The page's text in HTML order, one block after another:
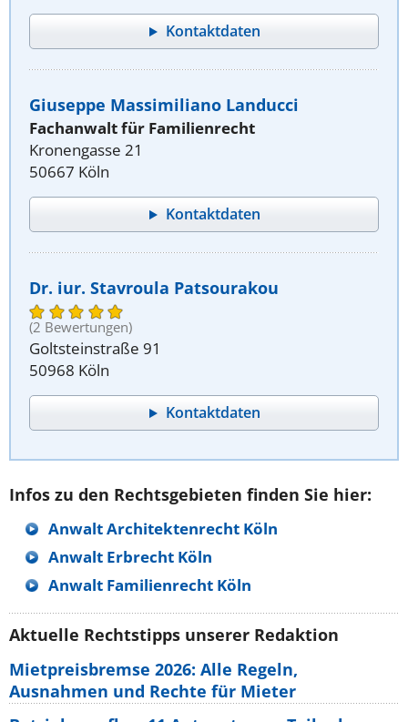
Kontaktdaten
Giuseppe Massimiliano Landucci
Fachanwalt für Familienrecht
Kronengasse 21
50667 Köln
Kontaktdaten
Dr. iur. Stavroula Patsourakou
(2 Bewertungen)
Goltsteinstraße 91
50968 Köln
Kontaktdaten
Infos zu den Rechtsgebieten finden Sie hier:
Anwalt Architektenrecht Köln
Anwalt Erbrecht Köln
Anwalt Familienrecht Köln
Aktuelle Rechtstipps unserer Redaktion
Mietpreisbremse 2026: Alle Regeln,
Ausnahmen und Rechte für Mieter